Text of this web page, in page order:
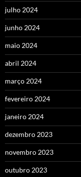
julho 2024
junho 2024
maio 2024
abril 2024
março 2024
fevereiro 2024
janeiro 2024
dezembro 2023
novembro 2023
outubro 2023